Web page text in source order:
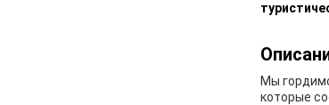
Мы
которые